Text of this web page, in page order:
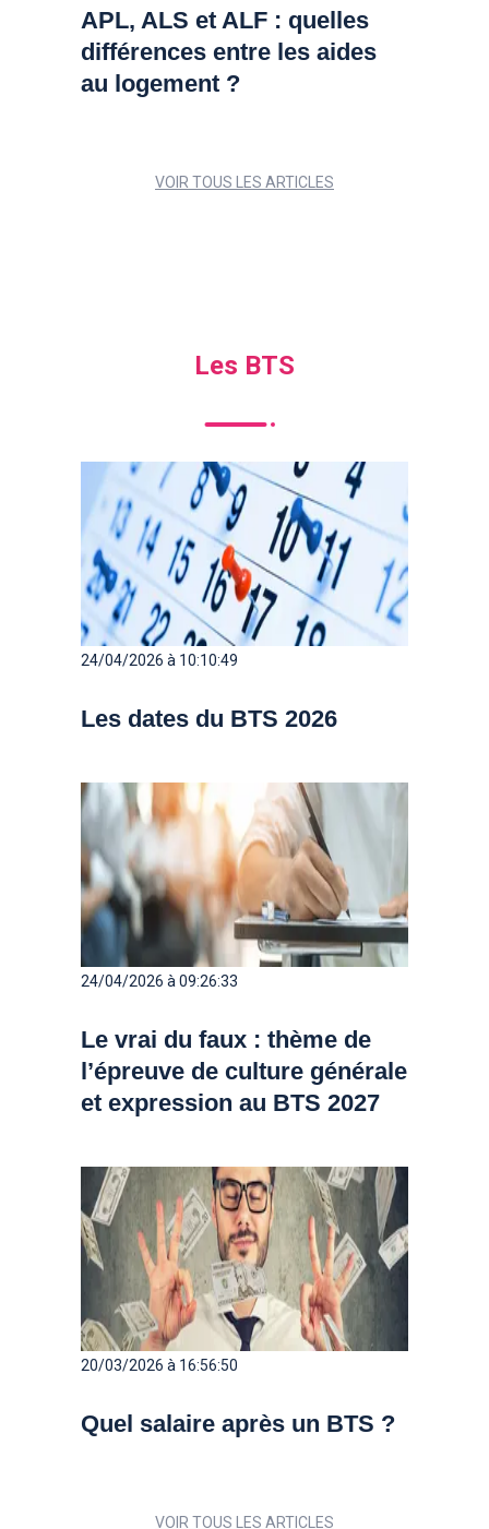
APL, ALS et ALF : quelles
différences entre les aides
au logement ?
VOIR TOUS LES ARTICLES
Les BTS
24/04/2026 à 10:10:49
Les dates du BTS 2026
24/04/2026 à 09:26:33
Le vrai du faux : thème de
l’épreuve de culture générale
et expression au BTS 2027
20/03/2026 à 16:56:50
Quel salaire après un BTS ?
VOIR TOUS LES ARTICLES